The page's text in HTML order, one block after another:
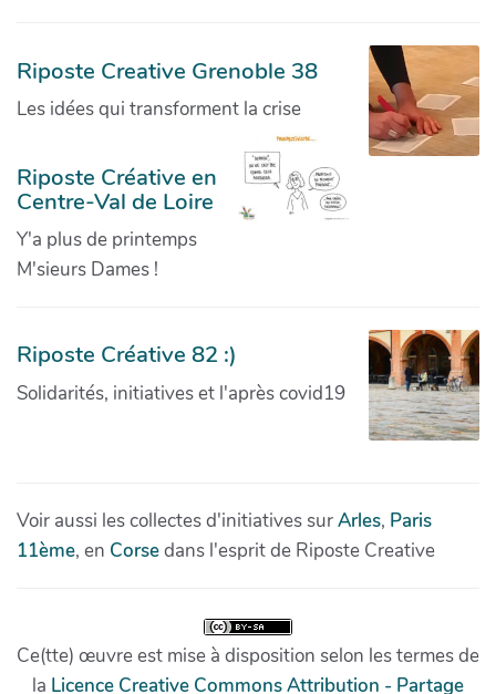
Riposte Creative Grenoble 38
Les idées qui transforment la crise
Riposte Créative en
Centre-Val de Loire
Y'a plus de printemps
M'sieurs Dames !
Riposte Créative 82 :)
Solidarités, initiatives et l'après covid19
Voir aussi les collectes d'initiatives surArles, Paris
11ème, en Corsedans l'esprit de Riposte Creative
Ce(tte) œuvre est mise à disposition selon les termes de
la Licence Creative Commons Attribution - Partage